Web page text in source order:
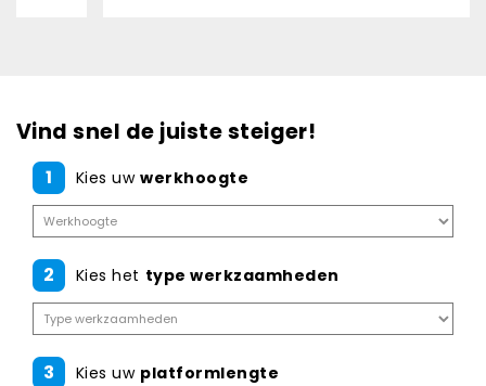
Vind snel de juiste steiger!
1 Kies uw werkhoogte
2 Kies het type werkzaamheden
3 Kies uw platformlengte